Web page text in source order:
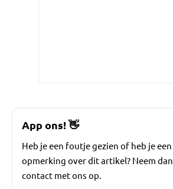
App ons!👋
Heb je een foutje gezien of heb je een
opmerking over dit artikel? Neem dan
contact met ons op.